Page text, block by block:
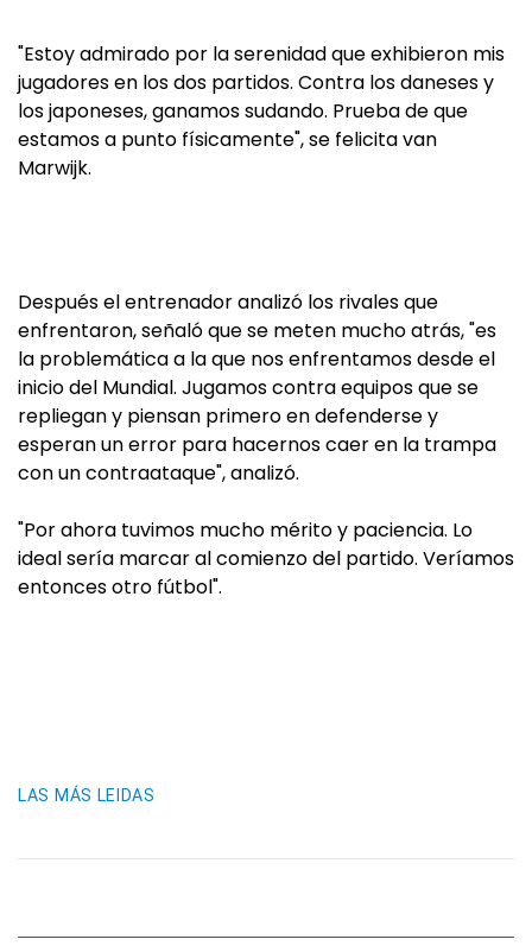
"Estoy admirado por la serenidad que exhibieron mis
jugadores en los dos partidos. Contra los daneses y
los japoneses, ganamos sudando. Prueba de que
estamos a punto físicamente", se felicita van
Marwijk.
Después el entrenador analizó los rivales que
enfrentaron, señaló que se meten mucho atrás, "es
la problemática a la que nos enfrentamos desde el
inicio del Mundial. Jugamos contra equipos que se
repliegan y piensan primero en defenderse y
esperan un error para hacernos caer en la trampa
con un contraataque", analizó.
"Por ahora tuvimos mucho mérito y paciencia. Lo
ideal sería marcar al comienzo del partido. Veríamos
entonces otro fútbol".
LAS MÁS LEIDAS